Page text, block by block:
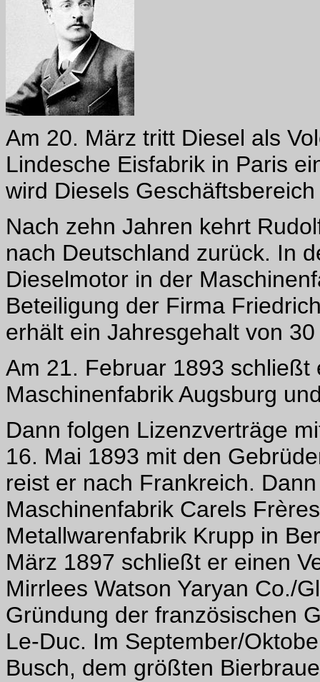
Am 20. März tritt Diesel als
Lindesche Eisfabrik in Paris
wird Diesels
Nach zehn Jahren kehrt
nach Deutschland zurück. In
Dieselmotor in der
Beteiligung der Firma
erhält ein Jahresgehalt von
Am 21. Februar 1893
Maschinenfabrik Augsburg
Dann folgen Lizenzverträge
16. Mai 1893 mit den
reist er nach Frankreich.
Maschinenfabrik Carels
Metallwarenfabrik Krupp in
März 1897 schließt er einen
Mirrlees Watson Yaryan Co./
Gründung der französischen
Le-Duc. Im September/
Busch, dem größten